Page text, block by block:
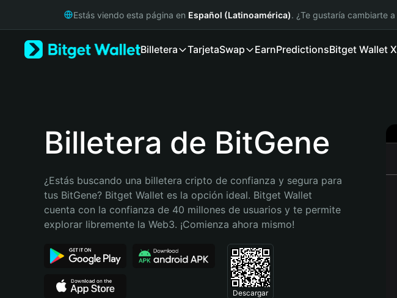
Русский
Bahasa Indonesia
Português (Brasil)
Estás viendo esta página en Español (Latinoamérica). ¿Te gustaría cambiarte a
Billetera TarjetaSwap EarnPredictionsBitget Wallet X
Billetera de BitGene
¿Estás buscando una billetera cripto de confianza y segura para
tus BitGene? Bitget Wallet es la opción ideal. Bitget Wallet
cuenta con la confianza de 40 millones de usuarios y te permite
explorar libremente la Web3. ¡Comienza ahora mismo!
Descargar